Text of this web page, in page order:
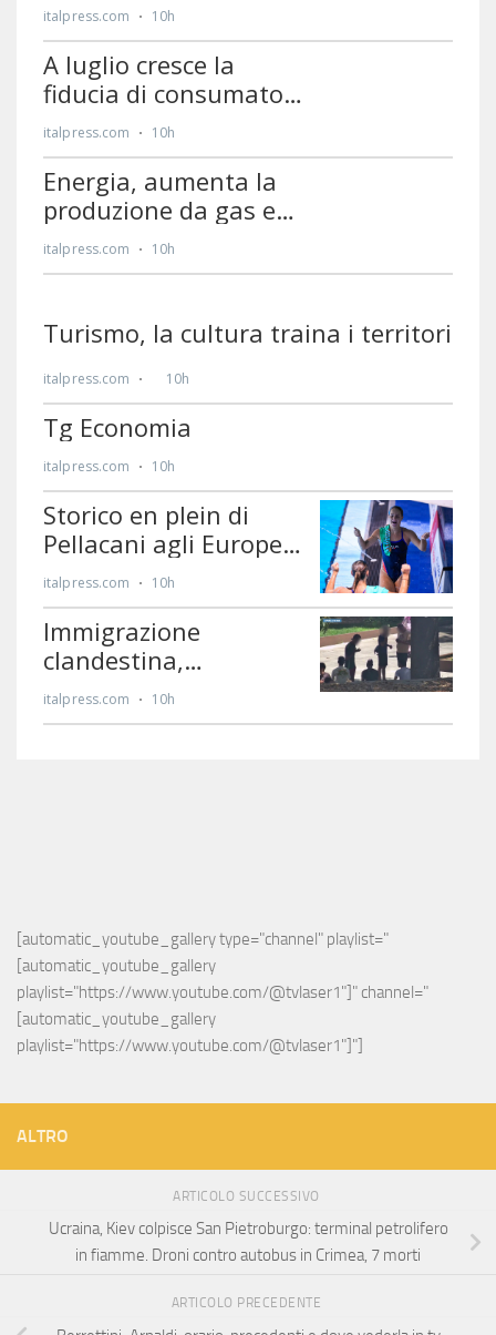
[automatic_youtube_gallery type="channel" playlist="
[automatic_youtube_gallery
playlist="https://www.youtube.com/@tvlaser1"]" channel="
[automatic_youtube_gallery
playlist="https://www.youtube.com/@tvlaser1"]"]
ALTRO
ARTICOLO SUCCESSIVO
Ucraina, Kiev colpisce San Pietroburgo: terminal petrolifero
in fiamme. Droni contro autobus in Crimea, 7 morti
ARTICOLO PRECEDENTE